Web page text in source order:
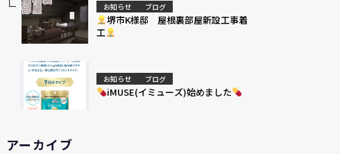
お知らせ ブログ
堺市K様邸 屋根裏部屋新設工事着
工
お知らせ ブログ
iMUSE(イミューズ)始めました
アーカイブ